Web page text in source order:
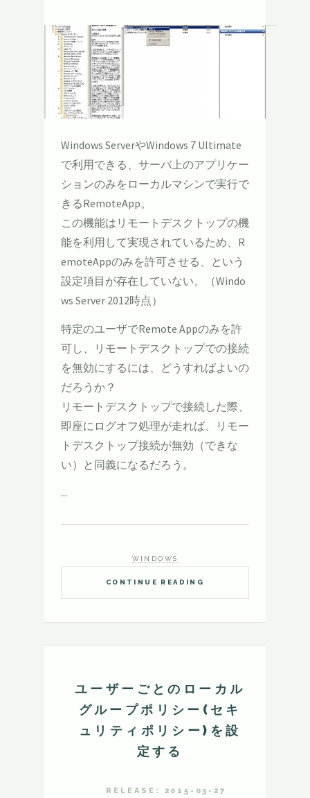
Windows ServerやWindows 7 Ultimate
で利用できる、サーバ上のアプリケー
ションのみをローカルマシンで実行で
きるRemoteApp。
この機能はリモートデスクトップの機
能を利用して実現されているため、R
emoteAppのみを許可させる、という
設定項目が存在していない。（Windo
ws Server 2012時点）
特定のユーザでRemote Appのみを許
可し、リモートデスクトップでの接続
を無効にするには、どうすればよいの
だろうか？
リモートデスクトップで接続した際、
即座にログオフ処理が走れば、リモー
トデスクトップ接続が無効（できな
い）と同義になるだろう。
...
CONTINUE READING
WINDOWS
ユーザーごとのローカル
グループポリシー(セキ
ュリティポリシー)を設
定する
RELEASE: 2015-03-27